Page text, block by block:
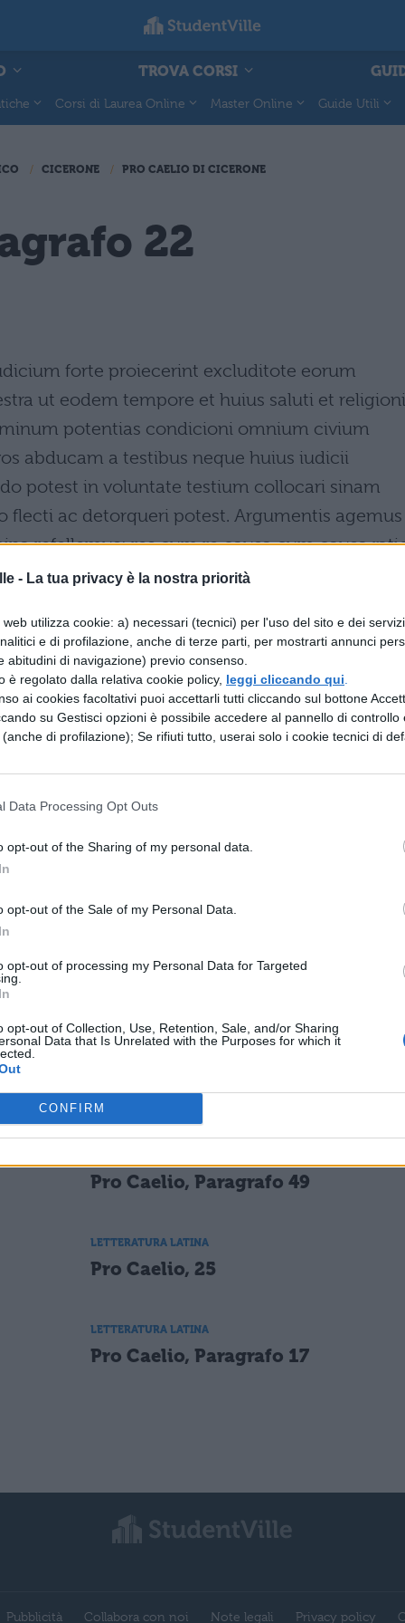
- La tua privacy è la nostra priorità
utilizza cookie: a) necessari (tecnici) per l'uso del sito e dei
e di profilazione, anche di terze parti, per mostrarti annunci
abitudini di navigazione) previo consenso.
è regolato dalla relativa cookie policy, leggi cliccando qui
ai cookies facoltativi puoi accettarli tutti cliccando sul bottone
su Gestisci opzioni è possibile accedere al pannello di controllo
di profilazione); Se rifiuti tutto, userai solo i cookie tecnici di
Data Processing Opt Outs
opt-out of the Sharing of my personal data.
opt-out of the Sale of my Personal Data.
opt-out of processing my Personal Data for Targeted
opt-out of Collection, Use, Retention, Sale, and/or Sharing
Data that Is Unrelated with the Purposes for which it
CONFIRM
TROVA CORSI
Corsi di Laurea Online Master Online Guide Utili
CICERONE PRO CAELIO DI CICERONE
22
forte proiecerint excluditote eorum
ut eodem tempore et huius saluti et religioni
potentias condicioni omnium civium
abducam a testibus neque huius iudicii
potest in voluntate testium collocari sinam
flecti ac detorqueri potest. Argumentis agemus
refellemus; res cum re causa cum causa
per caso in questo processo, annullate voi,
loro avidità, perché sia chiaro che voi siete
di costui, della vostra coscienza, della
al pericoloso prepotere di taluni. Ma io
né permetterò che in questo giudizio la
modo alterata, si adegui alle loro opinioni,
create ad arte, e senza sforzo alcuno piegarsi
in base alle prove, e sventeremo l'accusa
del sole: fatti contro fatti, motivi contro
Pro Caelio, Paragrafo 16
Pro Caelio, Paragrafo 49
LETTERATURA LATINA
Pro Caelio, 25
LETTERATURA LATINA
Pro Caelio, Paragrafo 17
Pubblicità Collabora con noi Note legali Privacy policy